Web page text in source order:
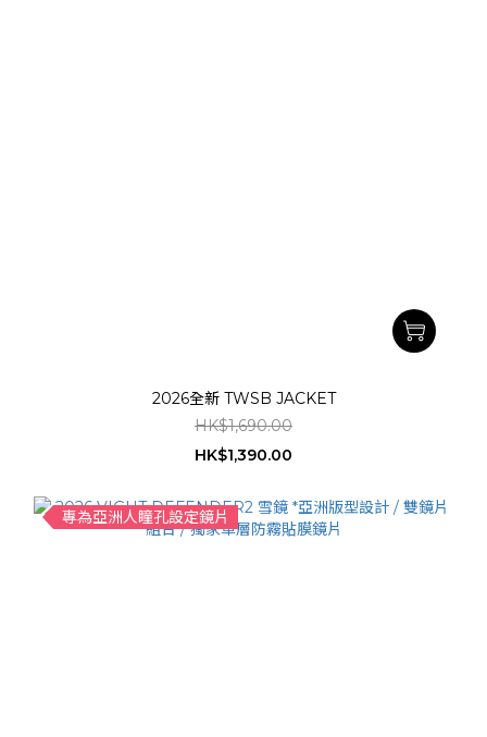
2026全新 TWSB JACKET
HK$1,690.00
HK$1,390.00
專為亞洲人瞳孔設定鏡片